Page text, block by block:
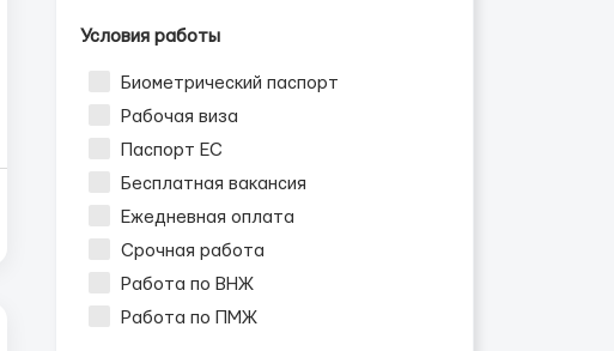
Условия работы
Биометрический паспорт
Рабочая виза
Паспорт ЕС
Бесплатная вакансия
Ежедневная оплата
Срочная работа
Работа по ВНЖ
Работа по ПМЖ